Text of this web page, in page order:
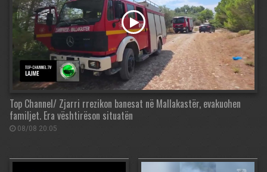
Top Channel/ Zjarri rrezikon banesat në Mallakastër, evakuohen
familjet. Era vështirëson situatën
08/08 20:05